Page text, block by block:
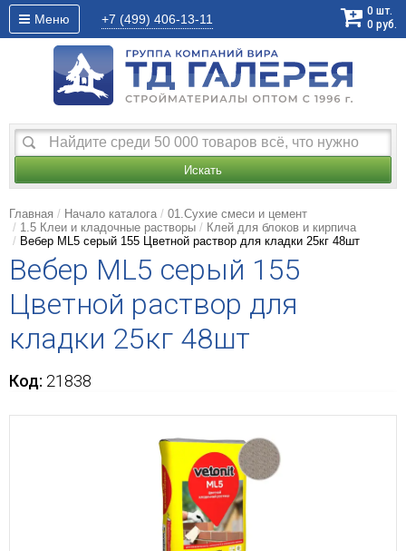
Меню +7 (499) 406-13-11
0 шт.
0 руб.
Искать
Главная Начало каталога
01.Сухие смеси и цемент
1.5 Клеи и кладочные растворы
Клей для блоков и кирпича
Вебер ML5 серый 155 Цветной раствор для кладки 25кг 48шт
Вебер ML5 серый 155
Цветной раствор для
кладки 25кг 48шт
Код: 21838